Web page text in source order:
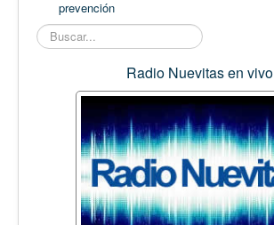
prevención
Buscar...
Radio Nuevitas en vivo